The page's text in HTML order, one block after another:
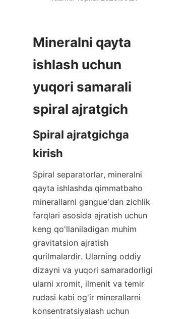
Mineralni qayta
ishlash uchun
yuqori samarali
spiral ajratgich
Spiral ajratgichga
kirish
Spiral separatorlar, mineralni
qayta ishlashda qimmatbaho
minerallarni gangue'dan zichlik
farqlari asosida ajratish uchun
keng qo'llaniladigan muhim
gravitatsion ajratish
qurilmalardir. Ularning oddiy
dizayni va yuqori samaradorligi
ularni xromit, ilmenit va temir
rudasi kabi og'ir minerallarni
konsentratsiyalash uchun